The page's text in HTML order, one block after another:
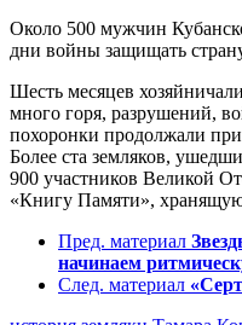
Около 500 мужчин
дни войны защищать
Шесть месяцев
много горя, разрушений,
похоронки продолжали
Более ста земляков,
900 участников Великой
«Книгу Памяти»,
Пред. материал
начинаем
След. материал